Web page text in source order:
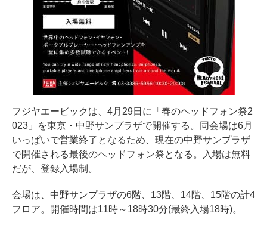
フジヤエービックは、4月29日に「春のヘッドフォン祭2
023」を東京・中野サンプラザで開催する。同会場は6月
いっぱいで営業終了となるため、現在の中野サンプラザ
で開催される最後のヘッドフォン祭となる。入場は無料
だが、登録入場制。
会場は、中野サンプラザの6階、13階、14階、15階の計4
フロア。開催時間は11時～18時30分(最終入場18時)。